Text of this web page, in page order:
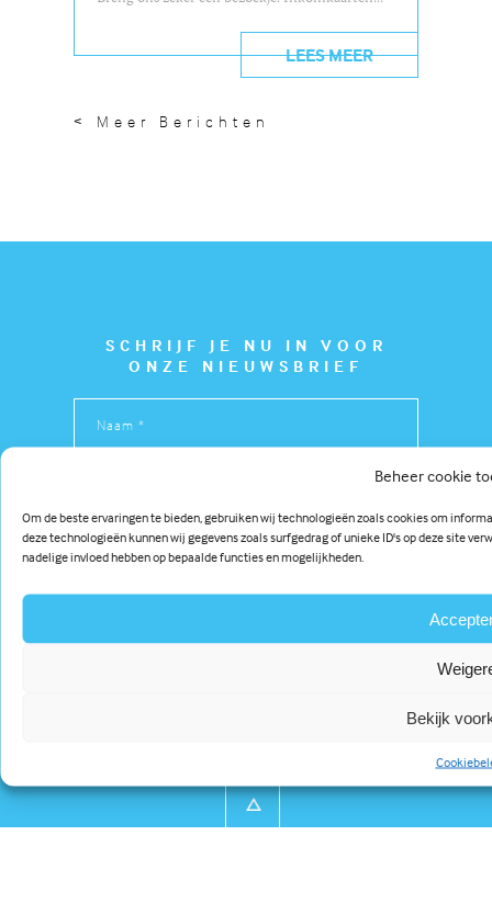
Beheer cookie
Om de beste ervaringen te bieden, gebruiken wij technologieën zoals cookies om
deze technologieën kunnen wij gegevens zoals surfgedrag of unieke ID's op deze site
nadelige invloed hebben op bepaalde functies en mogelijkheden.
Bekijk
LEES MEER
< Meer Berichten
SCHRIJF JE NU IN VOOR
ONZE NIEUWSBRIEF